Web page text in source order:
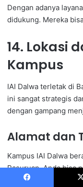
Dengan adanya
didukung. Mereka
14. Lokasi
Kampus
IAI Dalwa terletak di
ini sangat strategis
dengan gampang
Alamat dan
Kampus IAI Dalwa
Pasuruan. Anda bisa
kampus. Ini